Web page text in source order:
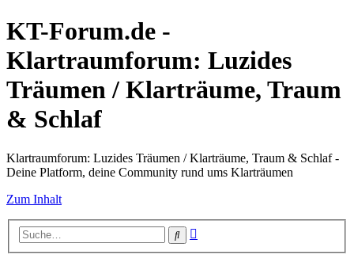
KT-Forum.de -
Klartraumforum: Luzides
Träumen / Klarträume, Traum
& Schlaf
Klartraumforum: Luzides Träumen / Klarträume, Traum & Schlaf -
Deine Platform, deine Community rund ums Klarträumen
Zum Inhalt
Suche